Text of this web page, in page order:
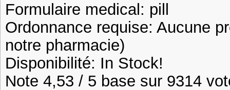
Formulaire medical: pill
Ordonnance requise: Aucune
notre pharmacie)
Disponibilité: In Stock!
Note 4,53 / 5 base sur 9314